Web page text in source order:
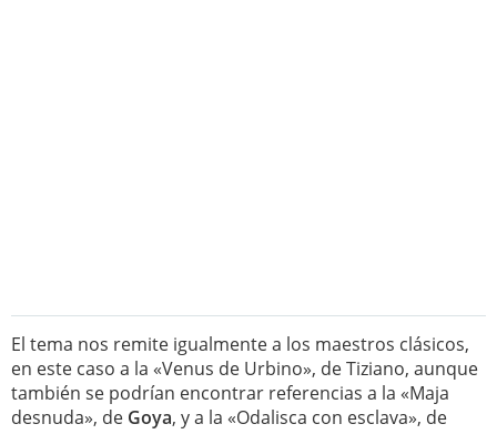
El tema nos remite igualmente a los maestros clásicos,
en este caso a la «Venus de Urbino», de Tiziano, aunque
también se podrían encontrar referencias a la «Maja
desnuda», de Goya, y a la «Odalisca con esclava», de